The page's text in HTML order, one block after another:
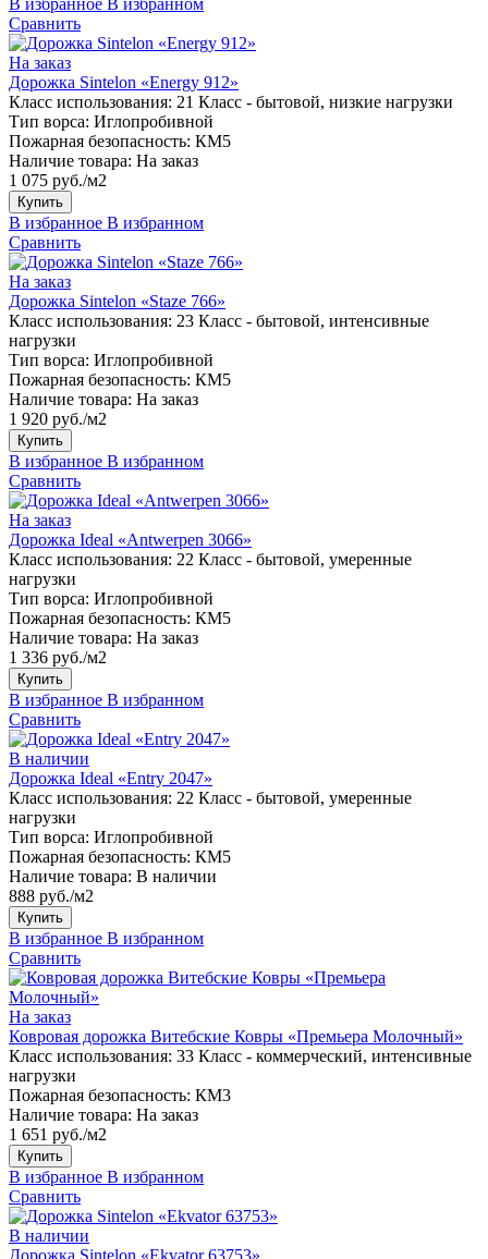
Сравнить
На заказ
Дорожка Sintelon «Energy 912»
Класс использования: 21 Класс - бытовой, низкие нагрузки
Тип ворса: Иглопробивной
Пожарная безопасность: КМ5
Наличие товара: На заказ
1 075 руб./м2
Купить
В избранное В избранном
Сравнить
На заказ
Дорожка Sintelon «Staze 766»
Класс использования: 23 Класс - бытовой, интенсивные
нагрузки
Тип ворса: Иглопробивной
Пожарная безопасность: КМ5
Наличие товара: На заказ
1 920 руб./м2
Купить
В избранное В избранном
Сравнить
На заказ
Дорожка Ideal «Antwerpen 3066»
Класс использования: 22 Класс - бытовой, умеренные
нагрузки
Тип ворса: Иглопробивной
Пожарная безопасность: КМ5
Наличие товара: На заказ
1 336 руб./м2
Купить
В избранное В избранном
Сравнить
В наличии
Дорожка Ideal «Entry 2047»
Класс использования: 22 Класс - бытовой, умеренные
нагрузки
Тип ворса: Иглопробивной
Пожарная безопасность: КМ5
Наличие товара: В наличии
888 руб./м2
Купить
В избранное В избранном
Сравнить
На заказ
Ковровая дорожка Витебские Ковры «Премьера Молочный»
Класс использования: 33 Класс - коммерческий, интенсивные
нагрузки
Пожарная безопасность: КМ3
Наличие товара: На заказ
1 651 руб./м2
Купить
В избранное В избранном
Сравнить
В наличии
Дорожка Sintelon «Ekvator 63753»